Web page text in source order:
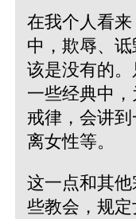
在我个人看
中，欺辱、
该是没有的
一些经典中
戒律，会讲
离女性等。
这一点和其
些教会，规